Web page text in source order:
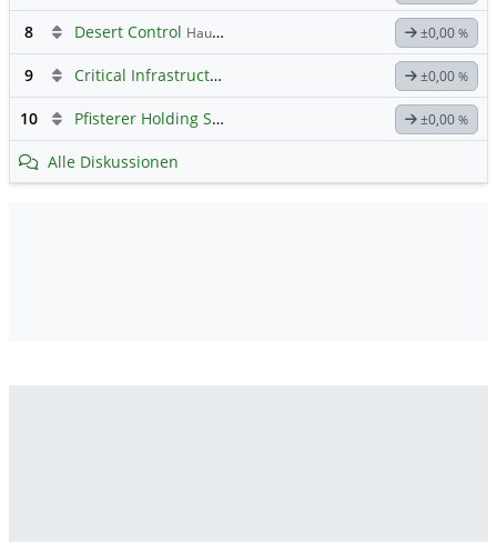
8 Desert Control Hauptdiskussion ±0,00 %
9 Critical Infrastructure Technologies Hauptdiskussion
±0,00 %
10 Pfisterer Holding SE Inhaber-Akt Hauptdiskussion±0,00 %
Alle Diskussionen